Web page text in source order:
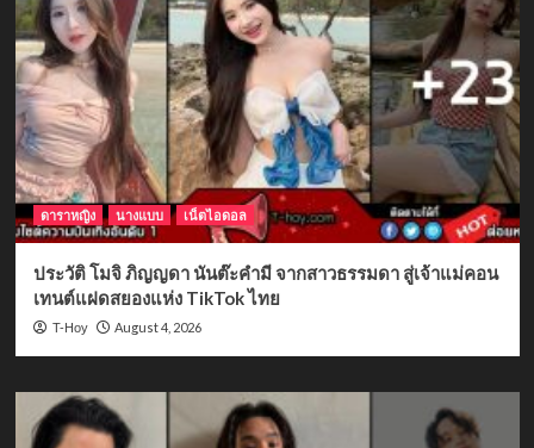
ดาราหญิง นางแบบ เน็ตไอดอล
ประวัติ โมจิ ภิญญดา นันต๊ะคำมี จากสาวธรรมดา สู่เจ้าแม่คอน
เทนต์แฝดสยองแห่ง TikTok ไทย
T-Hoy August 4, 2026